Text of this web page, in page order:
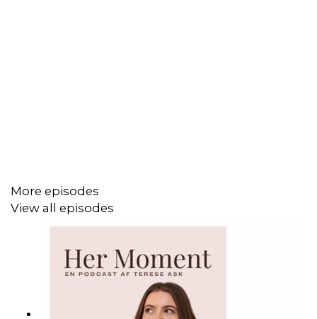
Følg Terese på:
Instagram,TikTok,LinkedIn
Følg Her Moment på Instagram @hermomentpodcast
@tereseask
More episodes
View all episodes